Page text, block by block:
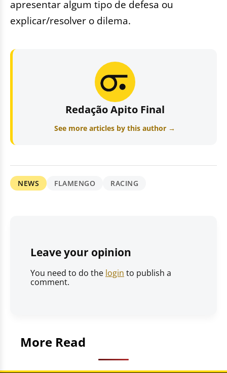
apresentar algum tipo de defesa ou
explicar/resolver o dilema.
Redação Apito Final
See more articles by this author →
NEWS FLAMENGO RACING
Leave your opinion
You need to do the login to publish a
comment.
More Read